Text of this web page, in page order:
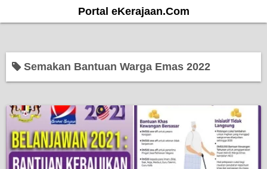
k
Portal eKerajaan.Com
Semakan Bantuan Warga Emas 2022